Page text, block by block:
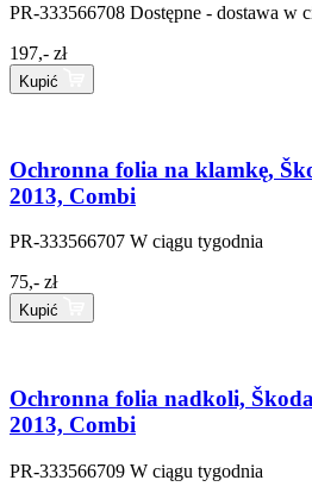
PR-333566708 Dostępne - dostawa w
197,- zł
Kupić
Ochronna folia na klamkę,
2013, Combi
PR-333566707 W ciągu tygodnia
75,- zł
Kupić
Ochronna folia nadkoli,
2013, Combi
PR-333566709 W ciągu tygodnia